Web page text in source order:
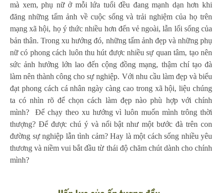
mà xem, phụ nữ ở mỗi lứa tuổi đều đang mạnh dạn hơn khi
đăng những tấm ảnh về cuộc sống và trải nghiệm của họ trên
mạng xã hội, họ ý thức nhiều hơn đến vẻ ngoài, lẫn lối sống của
bản thân. Trong xu hướng đó, những tấm ảnh đẹp và những phụ
nữ có phong cách luôn thu hút được nhiều sự quan tâm, tạo nên
sức ảnh hưởng lớn lao đến cộng đồng mạng, thậm chí tạo đà
làm nên thành công cho sự nghiệp. Với nhu cầu làm đẹp và biểu
đạt phong cách cá nhân ngày càng cao trong xã hội, liệu chúng
ta có nhìn rõ để chọn cách làm đẹp nào phù hợp với chính
mình? Để chạy theo xu hướng vì luôn muốn mình trông thời
thượng? Để được chú ý và nổi bật như một bước đà trên con
đường sự nghiệp lẫn tình cảm? Hay là một cách sống nhiều yêu
thương và niềm vui bắt đầu từ thái độ chăm chút dành cho chính
mình?